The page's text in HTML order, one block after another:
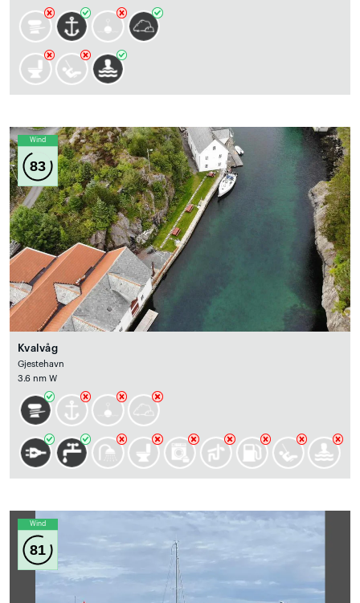
Wind
83
Kvalvåg
Gjestehavn
3.6 nm W
Wind
81